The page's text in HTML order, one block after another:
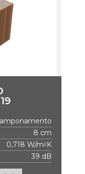
8 cm
0,718 W/m2 K
39 dB